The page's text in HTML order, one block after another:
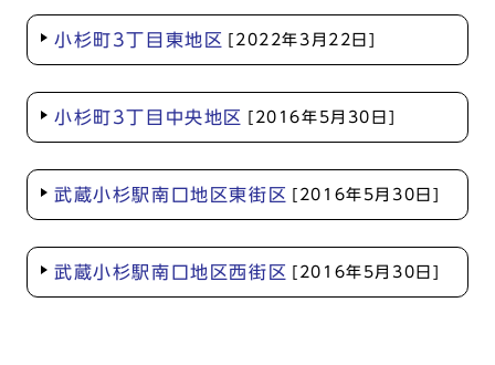
小杉町3丁目東地区 [2022年3月22日]
小杉町3丁目中央地区 [2016年5月30日]
武蔵小杉駅南口地区東街区 [2016年5月30日]
武蔵小杉駅南口地区西街区 [2016年5月30日]